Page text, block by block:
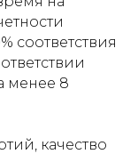
соответствия
менее 8
качество